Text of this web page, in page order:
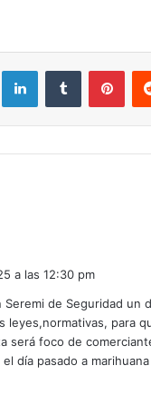
a las 12:30 pm
Seremi de Seguridad un
leyes,normativas, para
será foco de
día pasado a